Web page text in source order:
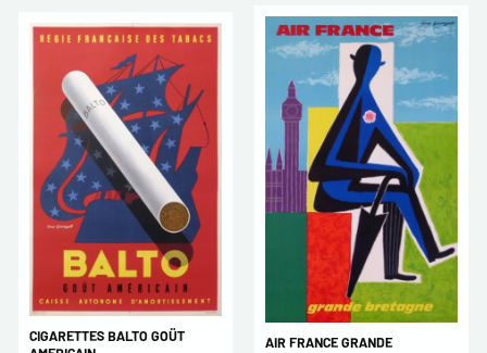
CIGARETTES BALTO GOÜT
AIR FRANCE GRANDE